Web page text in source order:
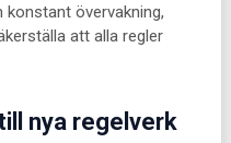
övervakning,
att alla regler
nya regelverk